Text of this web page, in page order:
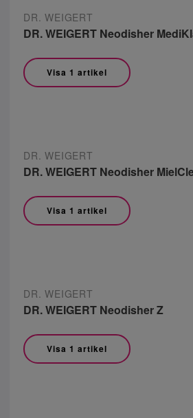
DR. WEIGERT
DR. WEIGERT Neodisher
Visa 1 artikel
DR. WEIGERT
DR. WEIGERT Neodisher
Visa 1 artikel
DR. WEIGERT
DR. WEIGERT Neodisher Z
Visa 1 artikel